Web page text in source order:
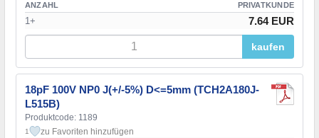
ANZAHL PRIVATKUNDE
1+ 7.64 EUR
kaufen
18pF 100V NP0 J(+/-5%) D<=5mm (TCH2A180J-
L515B)
Produktcode: 1189
1 zu Favoriten hinzufügen